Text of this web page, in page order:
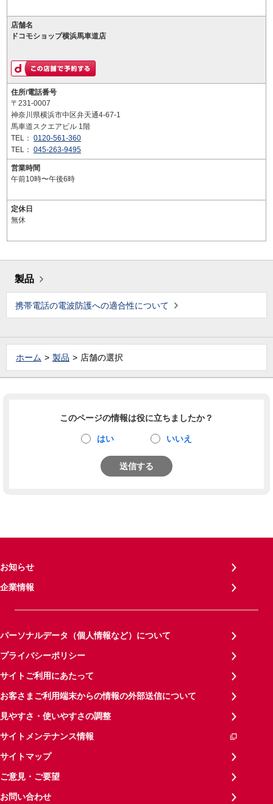
店舗名
ドコモショップ横浜馬車道店
住所/電話番号
〒231-0007
神奈川県横浜市中区弁天通4-67-1
馬車道スクエアビル 1階
TEL： 0120-561-360
TEL： 045-263-9495
営業時間
午前10時〜午後6時
定休日
無休
製品
携帯電話の電波防護への適合性について
ホーム 製品 店舗の選択
このページの情報は役に立ちましたか？
はい いいえ
送信する
お知らせ
企業情報
パーソナルデータ（個人情報など）について
プライバシーポリシー
サイトご利用にあたって
お客さまご利用端末からの情報の外部送信について
見やすさ・使いやすさの調整
サイトメンテナンス情報
サイトマップ
ご意見・ご要望
お問い合わせ